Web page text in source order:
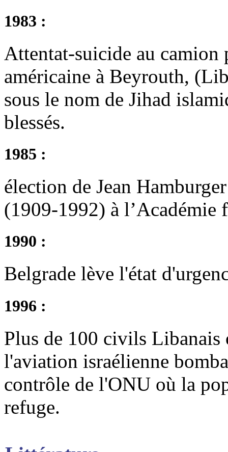
1983 :
Attentat-suicide au camion
américaine à Beyrouth,
sous le nom de Jihad
blessés.
1985 :
élection de Jean
(1909-1992) à l’Académie
1990 :
Belgrade lève l'état
1996 :
Plus de 100 civils Libanais
l'aviation israélienne
contrôle de l'ONU où la
refuge.